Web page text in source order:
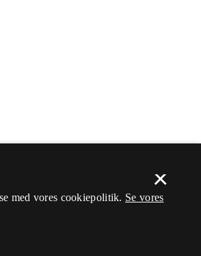
×
med vores cookiepolitik. Se vores